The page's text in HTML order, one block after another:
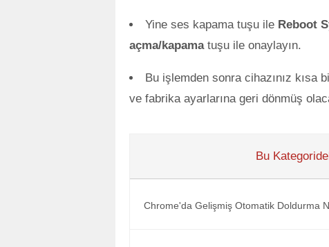
Yine ses kapama tuşu ile Reboot
açma/kapamatuşu ile onaylayın.
Bu işlemden sonra cihazınız kısa
ve fabrika ayarlarına geri dönmüş
Bu
Chrome'da Gelişmiş Otomatik Doldurma